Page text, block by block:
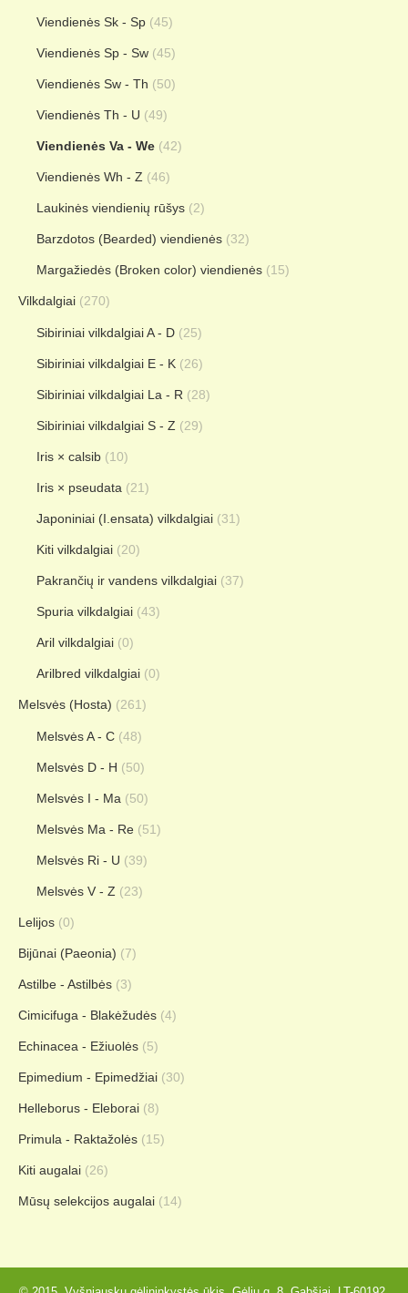
Viendienės Sk - Sp (45)
Viendienės Sp - Sw (45)
Viendienės Sw - Th (50)
Viendienės Th - U (49)
Viendienės Va - We (42)
Viendienės Wh - Z (46)
Laukinės viendienių rūšys (2)
Barzdotos (Bearded) viendienės (32)
Margažiedės (Broken color) viendienės (15)
Vilkdalgiai (270)
Sibiriniai vilkdalgiai A - D (25)
Sibiriniai vilkdalgiai E - K (26)
Sibiriniai vilkdalgiai La - R (28)
Sibiriniai vilkdalgiai S - Z (29)
Iris × calsib (10)
Iris × pseudata (21)
Japoniniai (I.ensata) vilkdalgiai (31)
Kiti vilkdalgiai (20)
Pakrančių ir vandens vilkdalgiai (37)
Spuria vilkdalgiai (43)
Aril vilkdalgiai (0)
Arilbred vilkdalgiai (0)
Melsvės (Hosta) (261)
Melsvės A - C (48)
Melsvės D - H (50)
Melsvės I - Ma (50)
Melsvės Ma - Re (51)
Melsvės Ri - U (39)
Melsvės V - Z (23)
Lelijos (0)
Bijūnai (Paeonia) (7)
Astilbe - Astilbės (3)
Cimicifuga - Blakėžudės (4)
Echinacea - Ežiuolės (5)
Epimedium - Epimedžiai (30)
Helleborus - Eleborai (8)
Primula - Raktažolės (15)
Kiti augalai (26)
Mūsų selekcijos augalai (14)